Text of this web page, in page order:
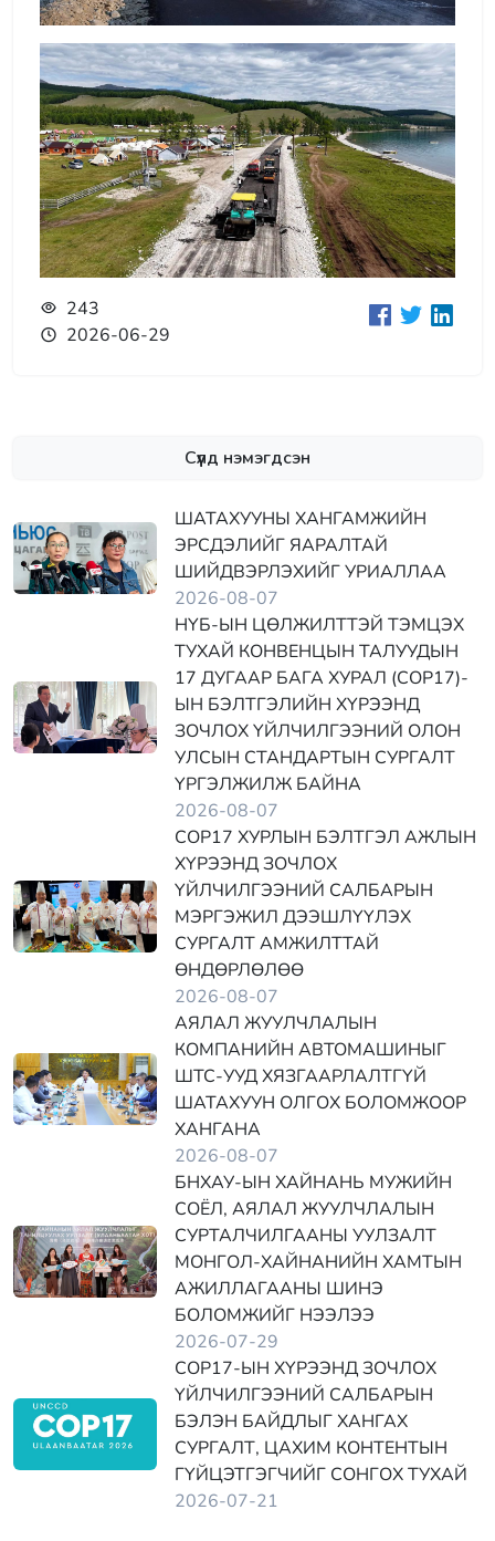
243
2026-06-29
Сүүлд нэмэгдсэн
ШАТАХУУНЫ ХАНГАМЖИЙН
ЭРСДЭЛИЙГ ЯАРАЛТАЙ
ШИЙДВЭРЛЭХИЙГ УРИАЛЛАА
2026-08-07
НҮБ-ЫН ЦӨЛЖИЛТТЭЙ ТЭМЦЭХ
ТУХАЙ КОНВЕНЦЫН ТАЛУУДЫН
17 ДУГААР БАГА ХУРАЛ (COP17)-
ЫН БЭЛТГЭЛИЙН ХҮРЭЭНД
ЗОЧЛОХ ҮЙЛЧИЛГЭЭНИЙ ОЛОН
УЛСЫН СТАНДАРТЫН СУРГАЛТ
ҮРГЭЛЖИЛЖ БАЙНА
2026-08-07
COP17 ХУРЛЫН БЭЛТГЭЛ АЖЛЫН
ХҮРЭЭНД ЗОЧЛОХ
ҮЙЛЧИЛГЭЭНИЙ САЛБАРЫН
МЭРГЭЖИЛ ДЭЭШЛҮҮЛЭХ
СУРГАЛТ АМЖИЛТТАЙ
ӨНДӨРЛӨЛӨӨ
2026-08-07
АЯЛАЛ ЖУУЛЧЛАЛЫН
КОМПАНИЙН АВТОМАШИНЫГ
ШТС-УУД ХЯЗГААРЛАЛТГҮЙ
ШАТАХУУН ОЛГОХ БОЛОМЖООР
ХАНГАНА
2026-08-07
БНХАУ-ЫН ХАЙНАНЬ МУЖИЙН
СОЁЛ, АЯЛАЛ ЖУУЛЧЛАЛЫН
СУРТАЛЧИЛГААНЫ УУЛЗАЛТ
МОНГОЛ-ХАЙНАНИЙН ХАМТЫН
АЖИЛЛАГААНЫ ШИНЭ
БОЛОМЖИЙГ НЭЭЛЭЭ
2026-07-29
COP17-ЫН ХҮРЭЭНД ЗОЧЛОХ
ҮЙЛЧИЛГЭЭНИЙ САЛБАРЫН
БЭЛЭН БАЙДЛЫГ ХАНГАХ
СУРГАЛТ, ЦАХИМ КОНТЕНТЫН
ГҮЙЦЭТГЭГЧИЙГ СОНГОХ ТУХАЙ
2026-07-21